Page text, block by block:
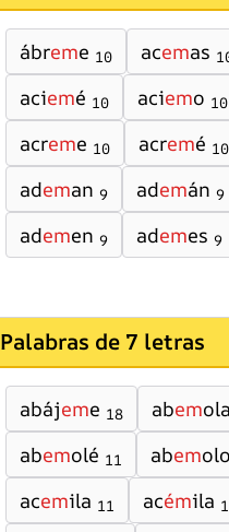
ábreme 10 acemas
aciemé 10 aciemo 10
acreme 10 acremé 10
ademan 9 ademán 9
ademen 9 ademes 9
Palabras de 7 letras
abájeme 18 abemola
abemolé 11 abemolo
acemila 11 acémila